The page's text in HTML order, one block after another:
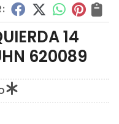
14
620089